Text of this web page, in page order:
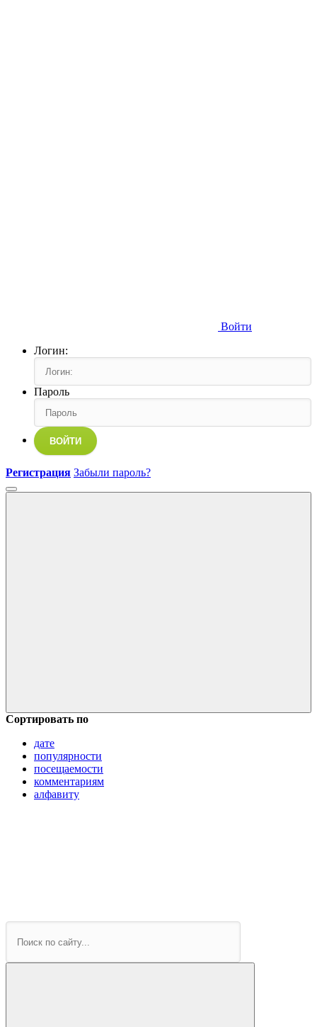
Войти
Логин:
Пароль
ВОЙТИ
Регистрация Забыли пароль?
Сортировать по
дате
популярности
посещаемости
комментариям
алфавиту